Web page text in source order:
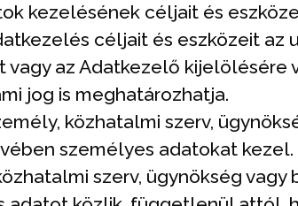
kezelésének céljait és
céljait és eszközeit az
az Adatkezelő kijelölésére
jog is meghatározhatja.
közhatalmi szerv,
személyes adatokat kezel.
szerv, ügynökség vagy